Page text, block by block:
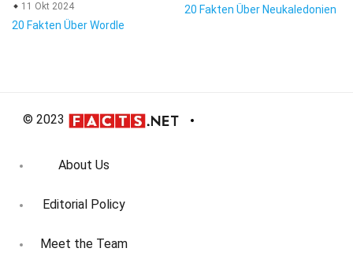
11 Okt 2024
20 Fakten Über Wordle
20 Fakten Über Neukaledonien
© 2023
About Us
Editorial Policy
Meet the Team